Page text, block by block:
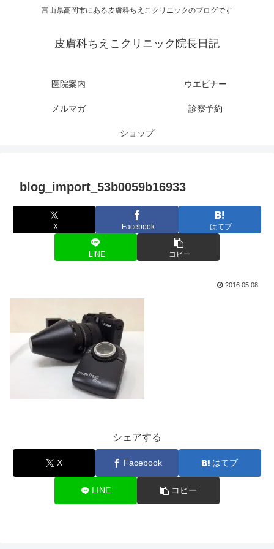
富山県高岡市にある皮膚科ちえこクリニックのブログです
皮膚科ちえこクリニック院長日記
医院案内 ウエビナー
メルマガ 診察予約
ショップ
blog_import_53b0059b16933
X Facebook はてブ
LINE コピー
2016.05.08
シェアする
X Facebook はてブ
LINE コピー